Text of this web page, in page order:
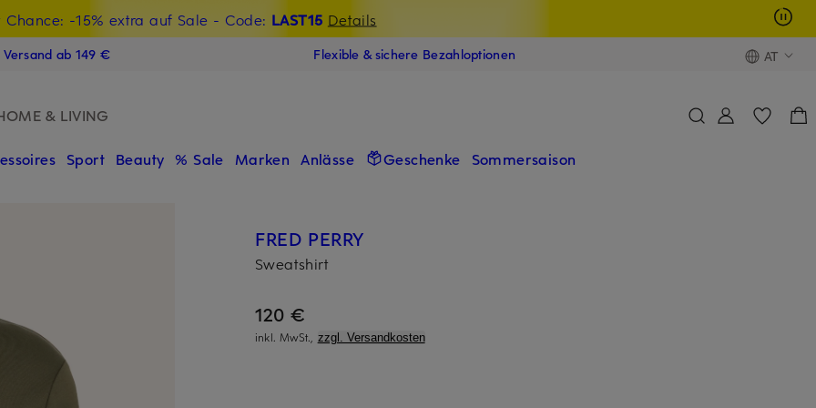
Chance: -15% extra auf Sale - Code: LAST15 Details
Willkommensgutschein mit Beyond sichern
ab 149 € Flexible & sichere Bezahloptionen AT
& LIVING
Sport Beauty % Sale Marken Anlässe Geschenke Sommersaison
FRED PERRY
Sweatshirt
120 €
inkl. MwSt., zzgl. Versandkosten